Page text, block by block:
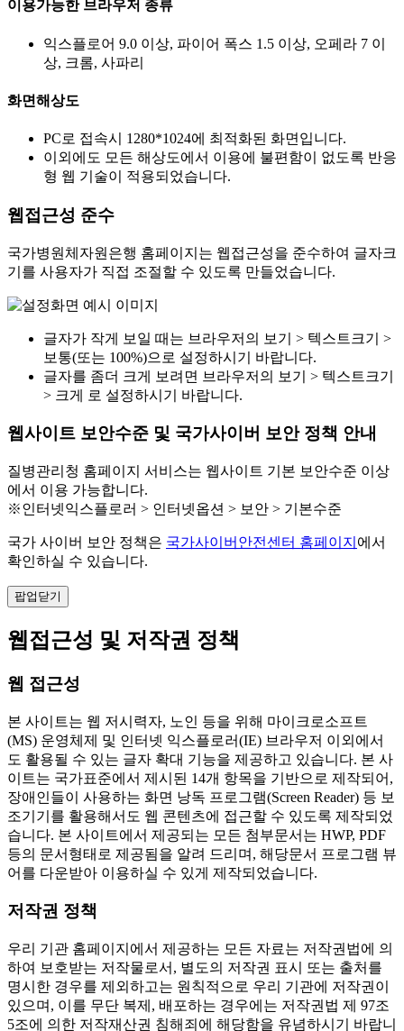
이용가능한 브라우저 종류
익스플로어 9.0 이상, 파이어 폭스 1.5 이상, 오페라 7 이
상, 크롬, 사파리
화면해상도
PC로 접속시 1280*1024에 최적화된 화면입니다.
이외에도 모든 해상도에서 이용에 불편함이 없도록 반응
형 웹 기술이 적용되었습니다.
웹접근성 준수
국가병원체자원은행 홈페이지는 웹접근성을 준수하여 글자크
기를 사용자가 직접 조절할 수 있도록 만들었습니다.
글자가 작게 보일 때는 브라우저의 보기 > 텍스트크기 >
보통(또는 100%)으로 설정하시기 바랍니다.
글자를 좀더 크게 보려면 브라우저의 보기 > 텍스트크기
> 크게 로 설정하시기 바랍니다.
웹사이트 보안수준 및 국가사이버 보안 정책 안내
질병관리청 홈페이지 서비스는 웹사이트 기본 보안수준 이상
에서 이용 가능합니다.
※인터넷익스플로러 > 인터넷옵션 > 보안 > 기본수준
국가 사이버 보안 정책은 국가사이버안전센터 홈페이지 에서
확인하실 수 있습니다.
팝업닫기
웹접근성 및 저작권 정책
웹 접근성
본 사이트는 웹 저시력자, 노인 등을 위해 마이크로소프트
(MS) 운영체제 및 인터넷 익스플로러(IE) 브라우저 이외에서
도 활용될 수 있는 글자 확대 기능을 제공하고 있습니다. 본 사
이트는 국가표준에서 제시된 14개 항목을 기반으로 제작되어,
장애인들이 사용하는 화면 낭독 프로그램(Screen Reader) 등 보
조기기를 활용해서도 웹 콘텐츠에 접근할 수 있도록 제작되었
습니다. 본 사이트에서 제공되는 모든 첨부문서는 HWP, PDF
등의 문서형태로 제공됨을 알려 드리며, 해당문서 프로그램 뷰
어를 다운받아 이용하실 수 있게 제작되었습니다.
저작권 정책
우리 기관 홈페이지에서 제공하는 모든 자료는 저작권법에 의
하여 보호받는 저작물로서, 별도의 저작권 표시 또는 출처를
명시한 경우를 제외하고는 원칙적으로 우리 기관에 저작권이
있으며, 이를 무단 복제, 배포하는 경우에는 저작권법 제 97조
5조에 의한 저작재산권 침해죄에 해당함을 유념하시기 바랍니